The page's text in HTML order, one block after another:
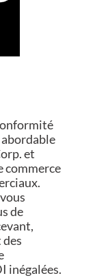
et
commerce
de
inégalées.